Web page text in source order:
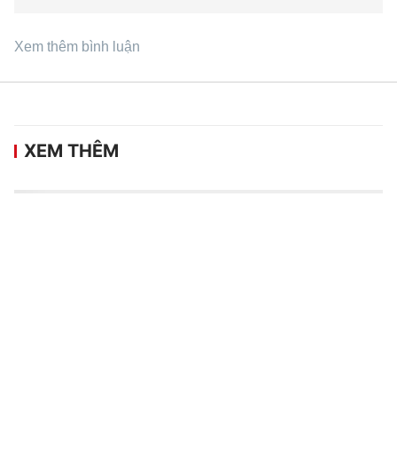
Xem thêm bình luận
XEM THÊM